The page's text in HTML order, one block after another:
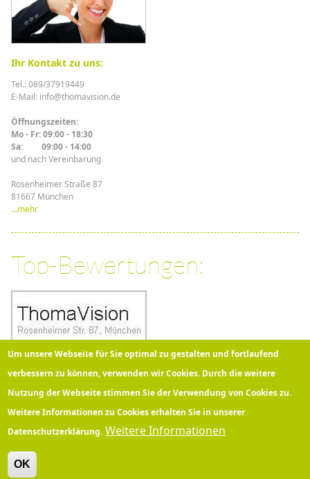
Ihr Kontakt zu uns:
Tel.: 089/37919449
E-Mail: info@thomavision.de
Öffnungszeiten:
Mo - Fr: 09:00 - 18:30
Sa: 09:00 - 14:00
und nach Vereinbarung
Rosenheimer Straße 87
81667 München
...mehr
Top-Bewertungen:
Um unsere Webseite für Sie optimal zu gestalten und fortlaufend
verbessern zu können, verwenden wir Cookies. Durch die weitere
Nutzung der Webseite stimmen Sie der Verwendung von Cookies zu.
Weitere Informationen zu Cookies erhalten Sie in unserer
Datenschutzerklärung. Weitere Informationen
OK